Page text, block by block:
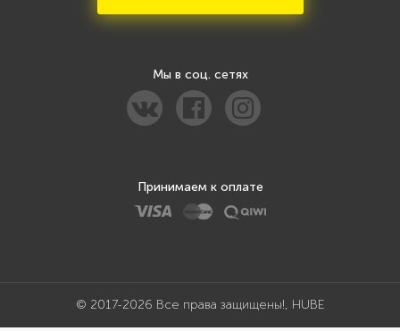
Мы в соц. сетях
Принимаем к оплате
© 2017-2026 Все права защищены!, HUBE